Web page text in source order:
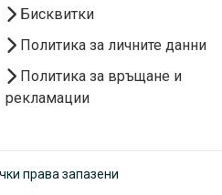
Бисквитки
Политика за личните данни
Политика за връщане и
рекламации
права запазени